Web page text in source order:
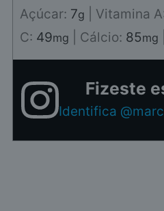
Açúcar: 7g Vitamina
C: 49mg Cálcio: 85mg
Fizeste
Identifica